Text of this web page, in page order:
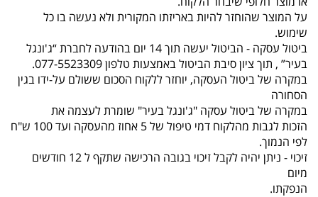
על המוצר שהוחזר להיות באריזתו המקורית ולא נעשה בו כל
שימוש.
ביטול עסקה - הביטול יעשה תוך 14 יום בהודעה לחברת “ג'ונגל
בעיר” , תוך ציון סיבת הביטול באמצעות טלפון 077-5523309.
במקרה של ביטול העסקה, יוחזר ללקוח הסכום ששולם על-ידו בגין
הסחורה
במקרה של ביטול עסקה "ג'ונגל בעיר" שומרת לעצמה את
הזכות לגבות מהלקוח דמי טיפול של 5 אחוז מהעסקה ועד 100 ש"ח
לפי הנמוך.
זיכוי - ניתן יהיה לקבל זיכוי בגובה הרכישה שתקף ל 12 חודשים
מיום
הנפקתו.